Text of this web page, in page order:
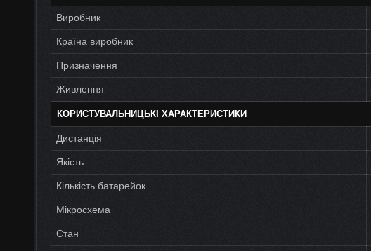
Виробник
Країна виробник
Призначення
Живлення
КОРИСТУВАЛЬНИЦЬКІ ХАРАКТЕРИСТИКИ
Дистанція
Якість
Кількість батарейок
Мікросхема
Стан